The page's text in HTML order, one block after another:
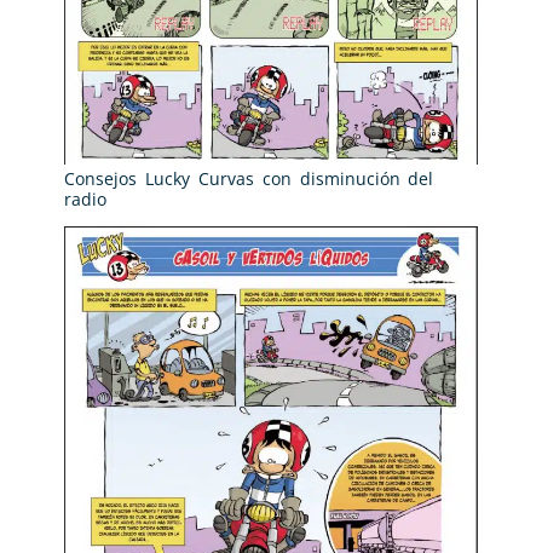
Consejos Lucky Curvas con disminución del
radio